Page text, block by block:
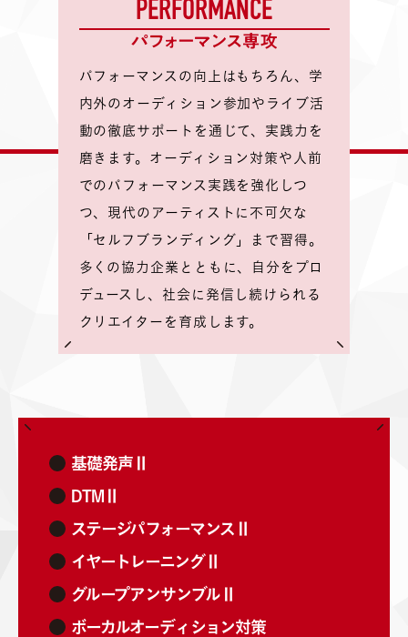
PERFORMANCE
パフォーマンスの向上はもちろん、学
内外のオーディション参加やライブ活
動の徹底サポートを通じて、実践力を
磨きます。オーディション対策や人前
でのパフォーマンス実践を強化しつ
つ、現代のアーティストに不可欠な
「セルフブランディング」まで習得。
多くの協力企業とともに、自分をプロ
デュースし、社会に発信し続けられる
クリエイターを育成します。
基礎発声Ⅱ
DTMⅡ
ステージパフォーマンスⅡ
イヤートレーニングⅡ
グループアンサンブルⅡ
ボーカルオーディション対策